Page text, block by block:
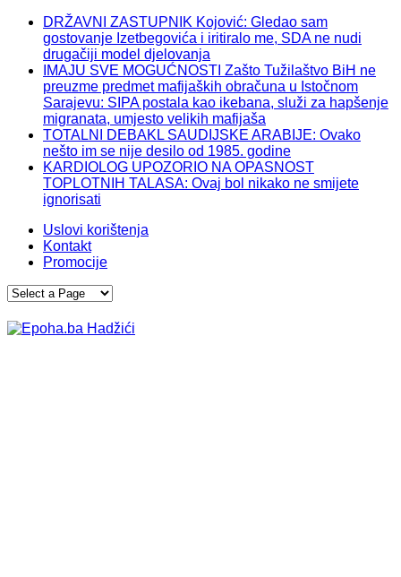
DRŽAVNI ZASTUPNIK Kojović: Gledao sam
gostovanje Izetbegovića i iritiralo me, SDA ne nudi
drugačiji model djelovanja
IMAJU SVE MOGUĆNOSTI Zašto Tužilaštvo BiH ne
preuzme predmet mafijaških obračuna u Istočnom
Sarajevu: SIPA postala kao ikebana, služi za hapšenje
migranata, umjesto velikih mafijaša
TOTALNI DEBAKL SAUDIJSKE ARABIJE: Ovako
nešto im se nije desilo od 1985. godine
KARDIOLOG UPOZORIO NA OPASNOST
TOPLOTNIH TALASA: Ovaj bol nikako ne smijete
ignorisati
Uslovi korištenja
Kontakt
Promocije